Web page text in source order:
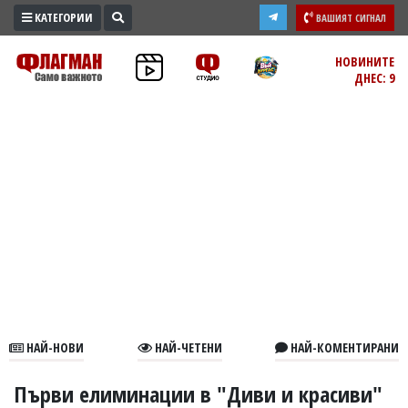
ПРОМО
ЗОНА
В
КАТЕГОРИИ ВАШИЯТ СИГНАЛ
НОВИНИТЕ
ДНЕС: 9
НАЙ-НОВИ НАЙ-ЧЕТЕНИ НАЙ-КОМЕНТИРАНИ
Първи елиминации в "Диви и красиви"